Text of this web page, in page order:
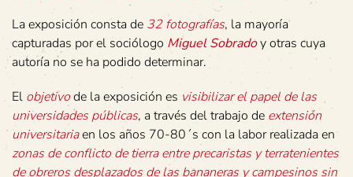
La exposición consta de 32 fotografías, la mayoría
capturadas por el sociólogo Miguel Sobradoy otras cuya
autoría no se ha podido determinar.
El objetivode la exposición es visibilizar el papel de las
universidades públicas, a través del trabajo de extensión
universitariaen los años 70-80´s con la labor realizada en
zonas de conflicto de tierra entre precaristas y terratenientes
de obreros desplazados de las bananeras y campesinos sin